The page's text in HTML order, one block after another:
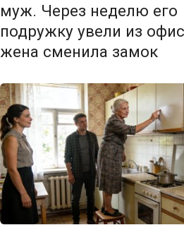
муж. Через неделю его
подружку увели из
жена сменила замок